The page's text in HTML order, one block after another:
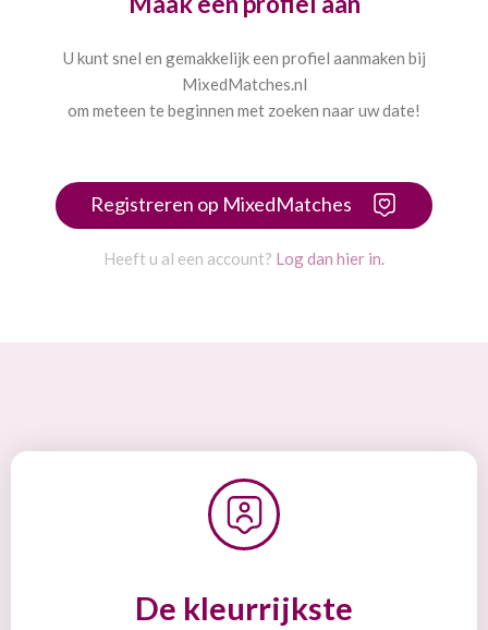
U kunt snel en gemakkelijk een profiel aanmaken bij
MixedMatches.nl
om meteen te beginnen met zoeken naar uw date!
Registreren op MixedMatches
Heeft u al een account? Log dan hier in.
De kleurrijkste